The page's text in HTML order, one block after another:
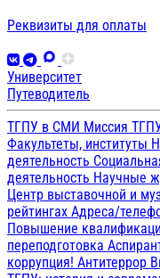
Реквизиты для оплаты
Университет
Путеводитель
ТГПУ в СМИ Миссия
Факультеты, институты
деятельность
деятельность Научные
Центр выставочной и
рейтингах Адреса/
Повышение
переподготовка
коррупция! Антитеррор